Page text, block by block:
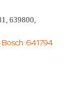
639800,